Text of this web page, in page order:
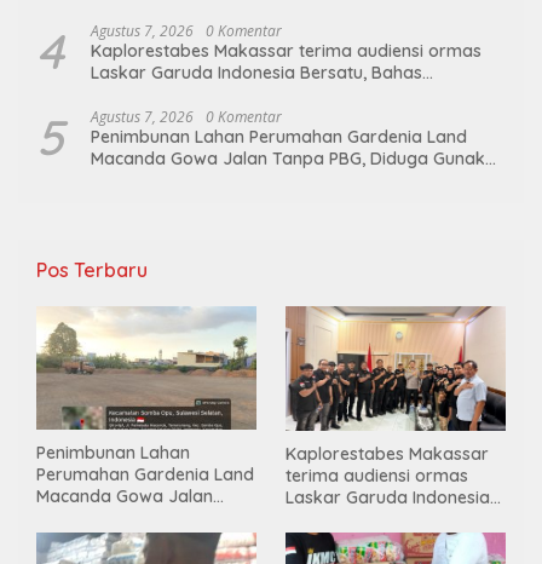
4 Agustus 7, 2026 0 Komentar
Kaplorestabes Makassar terima audiensi ormas
Laskar Garuda Indonesia Bersatu, Bahas
5 Agustus 7, 2026 0 Komentar
Penimbunan Lahan Perumahan Gardenia Land
Macanda Gowa Jalan Tanpa PBG, Diduga Gunakan
Pos Terbaru
Penimbunan Lahan
Perumahan Gardenia Land
Macanda Gowa Jalan
Gunakan Material
Kaplorestabes Makassar
terima audiensi ormas
Laskar Garuda Indonesia
hingga kegiatan sosial.